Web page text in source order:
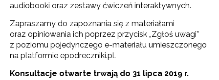
audiobooki oraz zestawy ćwiczeń interaktywnych.
Zapraszamy do zapoznania się z materiałami
oraz opiniowania ich poprzez przycisk „Zgłoś uwagi”
z poziomu pojedynczego e-materiału umieszczonego
na platformie epodreczniki.pl.
Konsultacje otwarte trwają do 31 lipca 2019 r.